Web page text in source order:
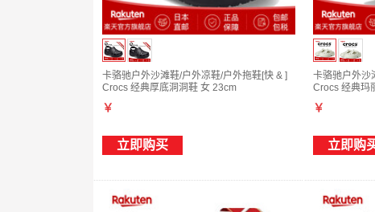
卡骆驰户外沙滩鞋/户外凉鞋/户外拖鞋[快 & ]
Crocs 经典厚底洞洞鞋 女 23cm
￥
立即购买
卡骆驰户外沙
Crocs 经典玛
￥
立即购